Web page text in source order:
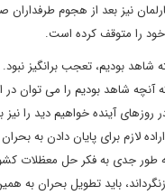
نیز بعد از هجوم طرفداران
را متوقف کرده است.
بودیم، تعجب برانگیز
شاهد بودیم را می توان در
روزهای آینده خواهیم دید را نیز
لازم برای پایان دادن به
جدی به فکر حل معظلات کشور
باید تطویل بحران به